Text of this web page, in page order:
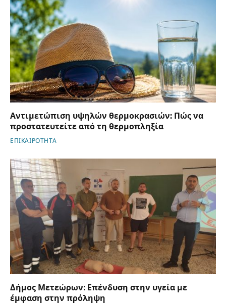
Αντιμετώπιση υψηλών θερμοκρασιών: Πώς να
προστατευτείτε από τη θερμοπληξία
ΕΠΙΚΑΙΡΟΤΗΤΑ
Δήμος Μετεώρων: Επένδυση στην υγεία με
έμφαση στην πρόληψη